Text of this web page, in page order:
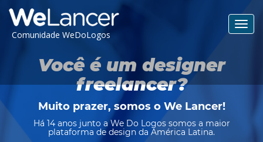
Comunidade WeDoLogos
Você é um designer
freelancer?
Muito prazer, somos o We Lancer!
Há 14 anos junto a We Do Logos somos a maior
plataforma de design da América Latina.